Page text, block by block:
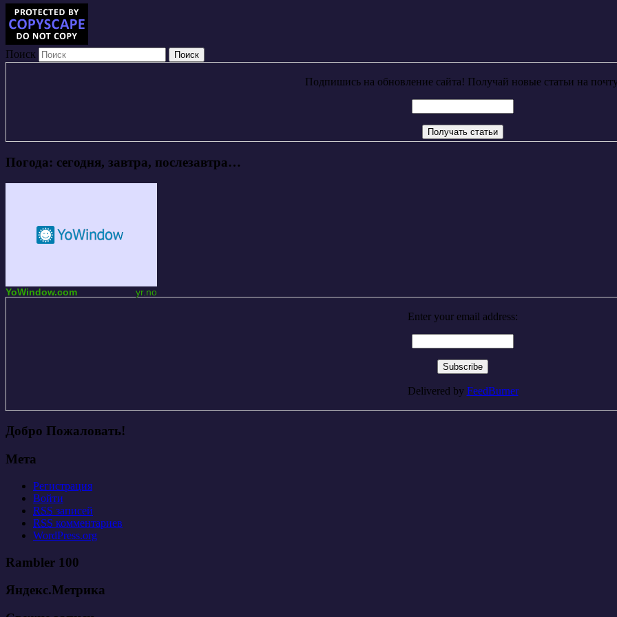
Поиск
Подпишись на обновление сайта! Получай новые статьи на
Погода: сегодня, завтра, послезавтра…
YoWindow.com yr.no
Enter your email address:
Delivered by FeedBurner
Добро Пожаловать!
Мета
Регистрация
Войти
RSS записей
RSS комментариев
WordPress.org
Rambler 100
Яндекс.Метрика